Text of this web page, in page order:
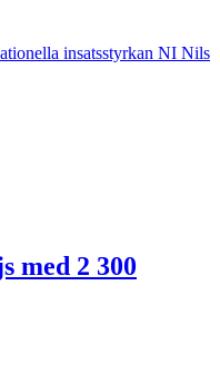
insatsstyrkan NI Nils
med 2 300